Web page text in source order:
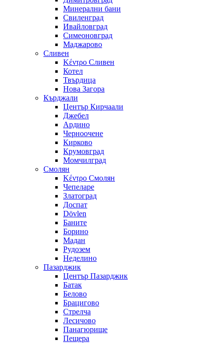
Минерални бани
Свиленград
Ивайловград
Симеоновград
Маджарово
Сливен
Κέντρο Сливен
Котел
Твърдица
Нова Загора
Кърджали
Център Кирчаали
Джебел
Ардино
Черноочене
Кирково
Крумовград
Момчилград
Смолян
Κέντρο Смолян
Чепеларе
Златоград
Доспат
Dövlen
Баните
Борино
Мадан
Рудозем
Неделино
Пазарджик
Център Пазарджик
Батак
Белово
Брацигово
Стрелча
Лесичово
Панагюрище
Пещера